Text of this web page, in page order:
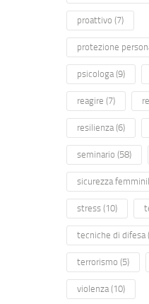
proattivo (7)
protezione
psicologa(9)
reagire (7)
resilienza(6)
seminario (58)
sicurezza
stress(10)
tecniche di difesa
terrorismo (5)
violenza(10)